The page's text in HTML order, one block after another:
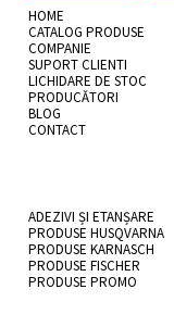
HOME
CATALOG PRODUSE
COMPANIE
SUPORT CLIENTI
LICHIDARE DE STOC
PRODUCĂTORI
BLOG
CONTACT
ADEZIVI ȘI ETANȘARE
PRODUSE HUSQVARNA
PRODUSE KARNASCH
PRODUSE FISCHER
PRODUSE PROMO